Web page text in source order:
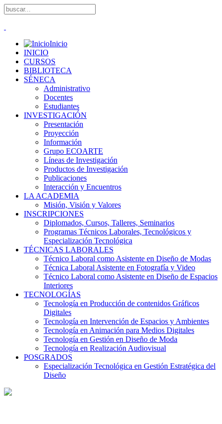
Inicio
INICIO
CURSOS
BIBLIOTECA
SÉNECA
Administrativo
Docentes
Estudiantes
INVESTIGACIÓN
Presentación
Proyección
Información
Grupo ECOARTE
Líneas de Investigación
Productos de Investigación
Publicaciones
Interacción y Encuentros
LA ACADEMIA
Misión, Visión y Valores
INSCRIPCIONES
Diplomados, Cursos, Talleres, Seminarios
Programas Técnicos Laborales, Tecnológicos y
Especialización Tecnológica
TÉCNICAS LABORALES
Técnico Laboral como Asistente en Diseño de Modas
Técnica Laboral Asistente en Fotografía y Video
Técnico Laboral como Asistente en Diseño de Espacios
Interiores
TECNOLOGÍAS
Tecnología en Producción de contenidos Gráficos
Digitales
Tecnología en Intervención de Espacios y Ambientes
Tecnología en Animación para Medios Digitales
Tecnología en Gestión en Diseño de Moda
Tecnología en Realización Audiovisual
POSGRADOS
Especialización Tecnológica en Gestión Estratégica del
Diseño